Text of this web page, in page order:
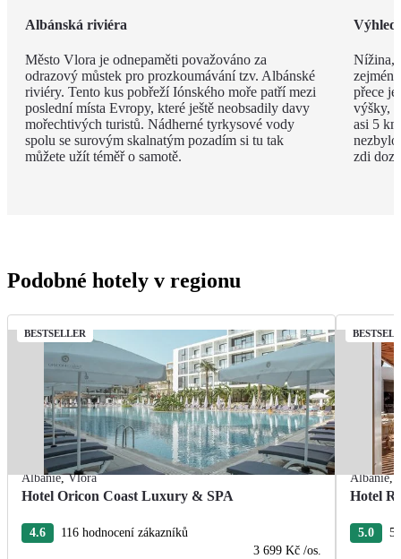
Albánská riviéra
Město Vlora je odnepaměti považováno za
odrazový můstek pro prozkoumávání tzv. Albánské
riviéry. Tento kus pobřeží Iónského moře patří mezi
poslední místa Evropy, které ještě neobsadily davy
mořechtivých turistů. Nádherné tyrkysové vody
spolu se surovým skalnatým pozadím si tu tak
můžete užít téměř o samotě.
Výhled
Nížina,
přece
výšky,
asi 5
zdi
Podobné hotely v regionu
BESTSELLER
Albánie,Vlora
Hotel Oricon Coast Luxury & SPA
4.6
116 hodnocení zákazníků
3 699 Kč /os.
Albánie,
Hotel
5.0